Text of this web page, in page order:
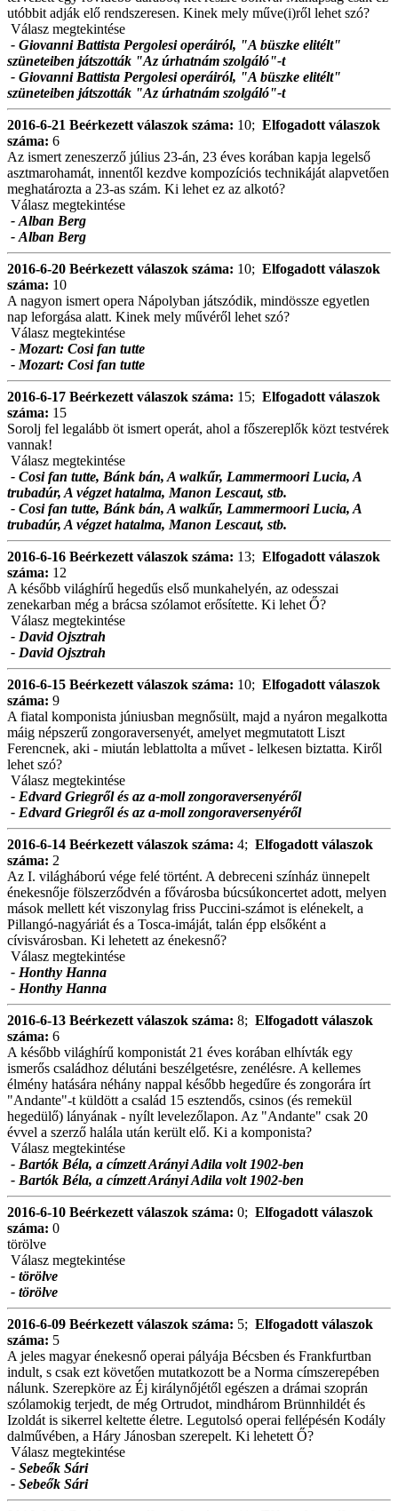
utóbbit adják elő rendszeresen. Kinek mely műve(i)ről lehet szó?
Válasz megtekintése
- Giovanni Battista Pergolesi operáiról, "A büszke elitélt"
szüneteiben játszották "Az úrhatnám szolgáló"-t
- Giovanni Battista Pergolesi operáiról, "A büszke elitélt"
szüneteiben játszották "Az úrhatnám szolgáló"-t
2016-6-21 Beérkezett válaszok száma: 10; Elfogadott válaszok
száma: 6
Az ismert zeneszerző július 23-án, 23 éves korában kapja legelső
asztmarohamát, innentől kezdve kompozíciós technikáját alapvetően
meghatározta a 23-as szám. Ki lehet ez az alkotó?
Válasz megtekintése
- Alban Berg
- Alban Berg
2016-6-20 Beérkezett válaszok száma: 10; Elfogadott válaszok
száma: 10
A nagyon ismert opera Nápolyban játszódik, mindössze egyetlen
nap leforgása alatt. Kinek mely művéről lehet szó?
Válasz megtekintése
- Mozart: Cosi fan tutte
- Mozart: Cosi fan tutte
2016-6-17 Beérkezett válaszok száma: 15; Elfogadott válaszok
száma: 15
Sorolj fel legalább öt ismert operát, ahol a főszereplők közt testvérek
vannak!
Válasz megtekintése
- Cosi fan tutte, Bánk bán, A walkűr, Lammermoori Lucia, A
trubadúr, A végzet hatalma, Manon Lescaut, stb.
- Cosi fan tutte, Bánk bán, A walkűr, Lammermoori Lucia, A
trubadúr, A végzet hatalma, Manon Lescaut, stb.
2016-6-16 Beérkezett válaszok száma: 13; Elfogadott válaszok
száma: 12
A később világhírű hegedűs első munkahelyén, az odesszai
zenekarban még a brácsa szólamot erősítette. Ki lehet Ő?
Válasz megtekintése
- David Ojsztrah
- David Ojsztrah
2016-6-15 Beérkezett válaszok száma: 10; Elfogadott válaszok
száma: 9
A fiatal komponista júniusban megnősült, majd a nyáron megalkotta
máig népszerű zongoraversenyét, amelyet megmutatott Liszt
Ferencnek, aki - miután leblattolta a művet - lelkesen biztatta. Kiről
lehet szó?
Válasz megtekintése
- Edvard Griegről és az a-moll zongoraversenyéről
- Edvard Griegről és az a-moll zongoraversenyéről
2016-6-14 Beérkezett válaszok száma: 4; Elfogadott válaszok
száma: 2
Az I. világháború vége felé történt. A debreceni színház ünnepelt
énekesnője fölszerződvén a fővárosba búcsúkoncertet adott, melyen
mások mellett két viszonylag friss Puccini-számot is elénekelt, a
Pillangó-nagyáriát és a Tosca-imáját, talán épp elsőként a
cívisvárosban. Ki lehetett az énekesnő?
Válasz megtekintése
- Honthy Hanna
- Honthy Hanna
2016-6-13 Beérkezett válaszok száma: 8; Elfogadott válaszok
száma: 6
A később világhírű komponistát 21 éves korában elhívták egy
ismerős családhoz délutáni beszélgetésre, zenélésre. A kellemes
élmény hatására néhány nappal később hegedűre és zongorára írt
"Andante"-t küldött a család 15 esztendős, csinos (és remekül
hegedülő) lányának - nyílt levelezőlapon. Az "Andante" csak 20
évvel a szerző halála után került elő. Ki a komponista?
Válasz megtekintése
- Bartók Béla, a címzett Arányi Adila volt 1902-ben
- Bartók Béla, a címzett Arányi Adila volt 1902-ben
2016-6-10 Beérkezett válaszok száma: 0; Elfogadott válaszok
száma: 0
törölve
Válasz megtekintése
- törölve
- törölve
2016-6-09 Beérkezett válaszok száma: 5; Elfogadott válaszok
száma: 5
A jeles magyar énekesnő operai pályája Bécsben és Frankfurtban
indult, s csak ezt követően mutatkozott be a Norma címszerepében
nálunk. Szerepköre az Éj királynőjétől egészen a drámai szoprán
szólamokig terjedt, de még Ortrudot, mindhárom Brünnhildét és
Izoldát is sikerrel keltette életre. Legutolsó operai fellépésén Kodály
dalművében, a Háry Jánosban szerepelt. Ki lehetett Ő?
Válasz megtekintése
- Sebeők Sári
- Sebeők Sári